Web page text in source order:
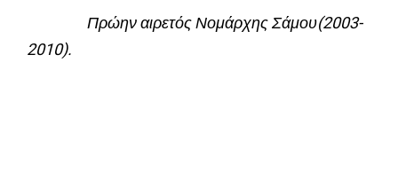
Πρώην αιρετός Νομάρχης Σάμου(2003-
2010).